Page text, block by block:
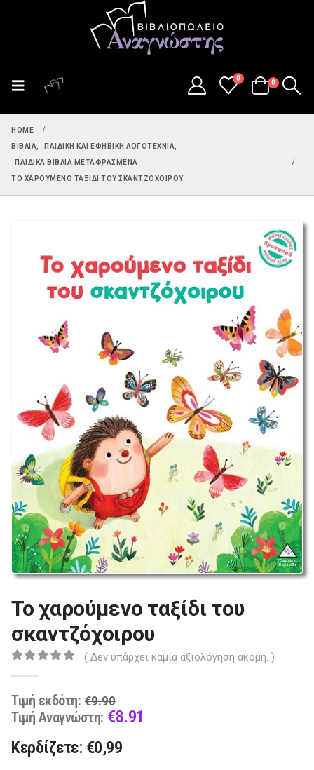
0
0
HOME
ΒΙΒΛΊΑ, ΠΑΙΔΙΚΉ ΚΑΙ ΕΦΗΒΙΚΉ ΛΟΓΟΤΕΧΝΊΑ,
ΠΑΙΔΙΚΆ ΒΙΒΛΊΑ ΜΕΤΑΦΡΑΣΜΈΝΑ
ΤΟ ΧΑΡΟΎΜΕΝΟ ΤΑΞΊΔΙ ΤΟΥ ΣΚΑΝΤΖΌΧΟΙΡΟΥ
Το χαρούμενο ταξίδι του
σκαντζόχοιρου
( Δεν υπάρχει καμία αξιολόγηση ακόμη. )
Τιμή εκδότη: €9.90
price
€9.90.
Τιμή Αναγνώστη: €8.91
Κερδίζετε: €0,99